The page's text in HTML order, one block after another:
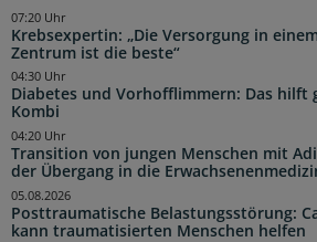
Krebsexpertin: „Die Versorgung in
Zentrum ist die beste“
07:20 Uhr
Diabetes und Vorhofflimmern: Das hilft
Kombi
04:30 Uhr
Transition von jungen Menschen mit
der Übergang in die
04:20 Uhr
Posttraumatische Belastungsstörung:
kann traumatisierten Menschen helfen
05.08.2026